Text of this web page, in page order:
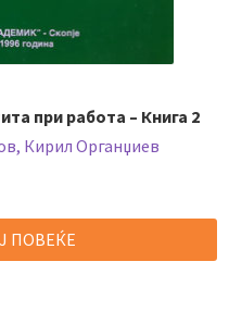
при работа – Книга 2
Кирил Органџиев
ПОВЕЌЕ